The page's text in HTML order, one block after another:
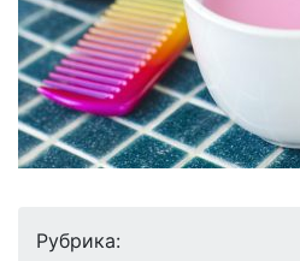
Рубрика: